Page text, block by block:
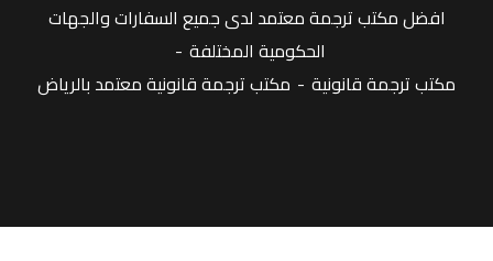
افضل مكتب ترجمة معتمد لدى جميع السفارات والجهات
الحكومية المختلفة
مكتب ترجمة قانونية
مكتب ترجمة قانونية معتمد بالرياض